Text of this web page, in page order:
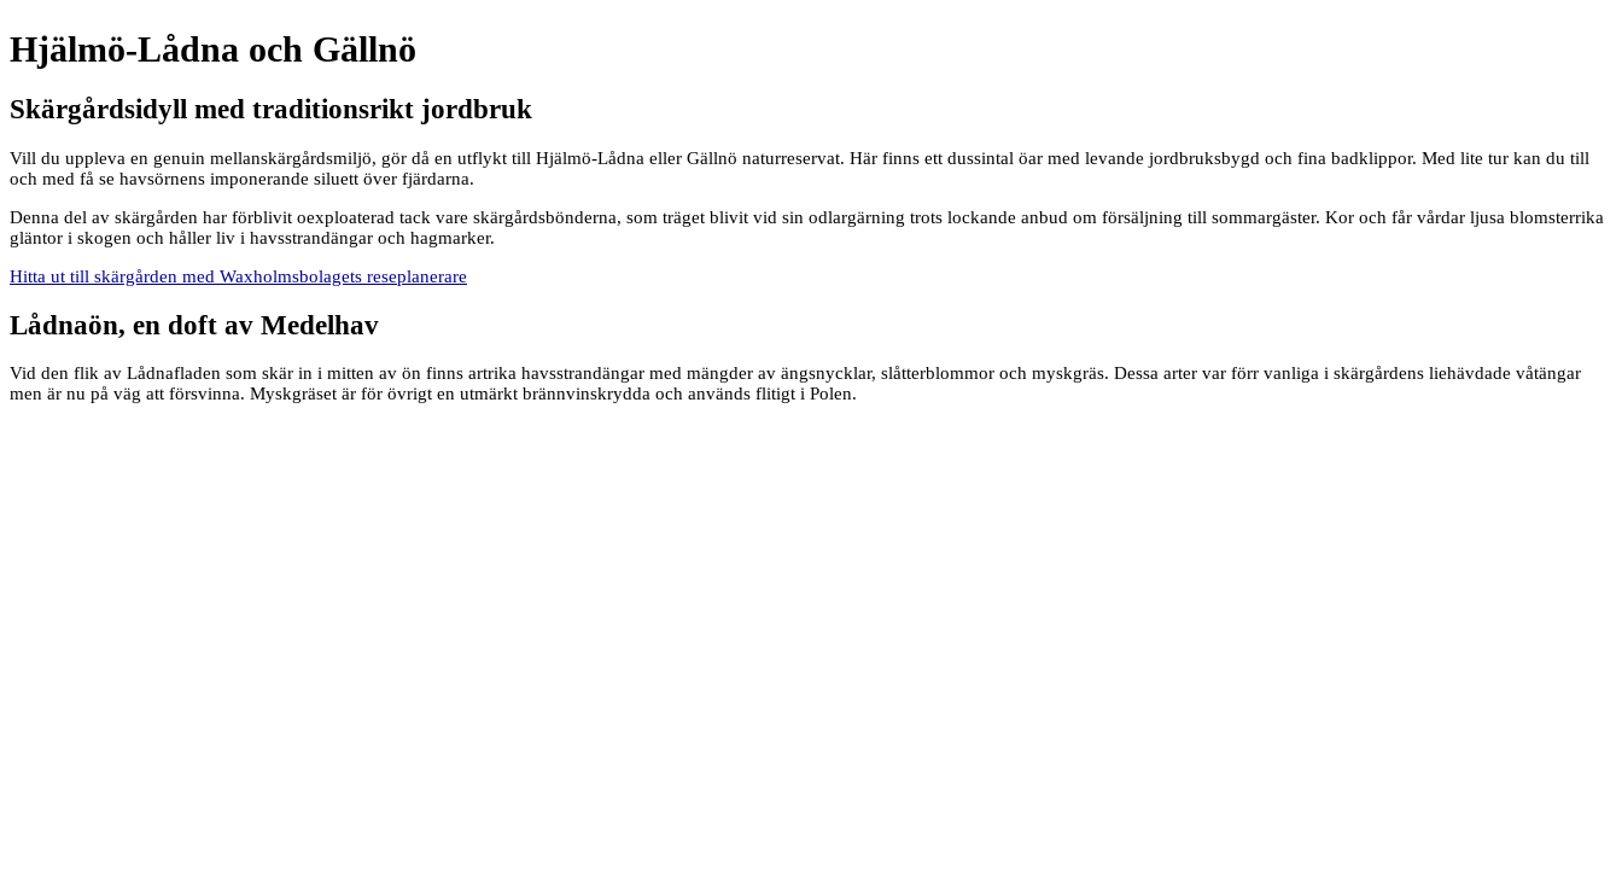
Hjälmö-Lådna och Gällnö
Skärgårdsidyll med traditionsrikt jordbruk
Vill du uppleva en genuin mellanskärgårdsmiljö, gör då en utflykt till Hjälmö-Lådna eller Gällnö naturreservat. Här finns ett dussintal öar med levande jordbruksbygd och fina badklippor. Med lite tur kan du till
och med få se havsörnens imponerande siluett över fjärdarna.
Denna del av skärgården har förblivit oexploaterad tack vare skärgårdsbönderna, som träget blivit vid sin odlargärning trots lockande anbud om försäljning till sommargäster. Kor och får vårdar ljusa blomsterrika
gläntor i skogen och håller liv i havsstrandängar och hagmarker.
Hitta ut till skärgården med Waxholmsbolagets reseplanerare
Lådnaön, en doft av Medelhav
Vid den flik av Lådnafladen som skär in i mitten av ön finns artrika havsstrandängar med mängder av ängsnycklar, slåtterblommor och myskgräs. Dessa arter var förr vanliga i skärgårdens liehävdade våtängar
men är nu på väg att försvinna. Myskgräset är för övrigt en utmärkt brännvinskrydda och används flitigt i Polen.